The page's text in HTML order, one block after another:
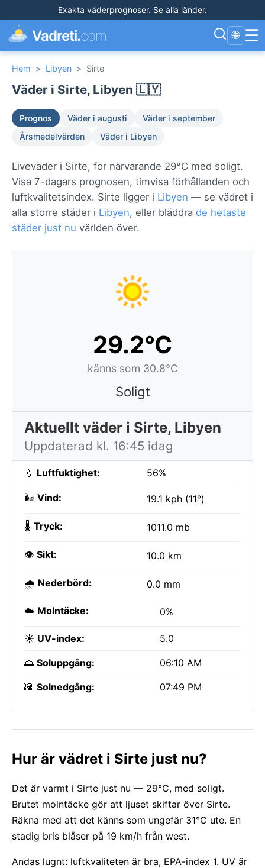
Exakta väderprognoser. Se alla länder.
Vadreti.com 🌐 ☰
Hem > Libyen > Sirte
Väder i Sirte, Libyen 🇱🇾
Prognos Väder i augusti
Väder i september
Årsmedelvärden
Väder i Libyen
Liveväder i Sirte, för närvarande 29°C med soligt.
Visa 7-dagars prognosen, timvisa förhållanden och
luftkvalitetsindex. Sirte ligger i Libyen — se vädret i
alla större städer i Libyen, eller bläddra de hetaste
städer just nu världen över.
29.2°C
känns som 30.8°C
Soligt
Aktuellt väder i Sirte, Libyen
Uppdaterad kl. 16:45 idag
💧 Luftfuktighet: 56%
🌬️ Vind: 19.1 kph (11°)
🌡️ Tryck: 1011.0 mb
👁️ Sikt: 10.0 km
🌧️ Nederbörd: 0.0 mm
☁️ Molntäcke: 0%
☀️ UV-index: 5.0
🌅 Soluppgång: 06:10 AM
🌇 Solnedgång: 07:49 PM
Hur är vädret i Sirte just nu?
Det är varmt i Sirte just nu — 29°C, med soligt.
Brutet molntäcke gör att ljuset skiftar över Sirte.
Räkna med att det känns som ungefär 31°C ute. En
stadig bris blåser på 19 km/h från west.
Andas lugnt: luftkvaliteten är bra, EPA-index 1. UV är